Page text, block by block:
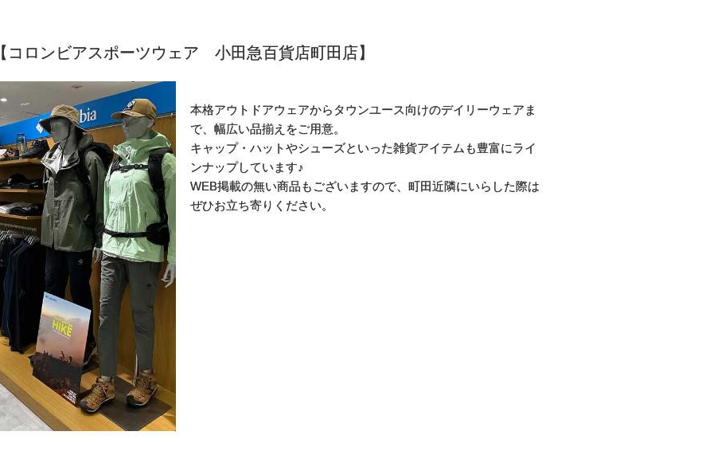
【コロンビアスポーツウェア 小田急百貨店町田店】
本格アウトドアウェアからタウンユース向けのデイリーウェアま
で、幅広い品揃えをご用意。
キャップ・ハットやシューズといった雑貨アイテムも豊富にライ
ンナップしています♪
WEB掲載の無い商品もございますので、町田近隣にいらした際は
ぜひお立ち寄りください。